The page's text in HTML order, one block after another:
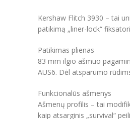
Kershaw Flitch 3930 – tai
patikimą „liner-lock“
Patikimas plienas
83 mm ilgio ašmuo
AUS6. Dėl atsparumo
Funkcionalūs ašmenys
Ašmenų profilis – tai
kaip atsarginis „survival“